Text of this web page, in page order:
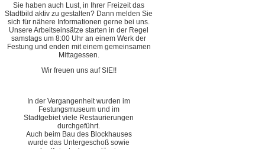
Sie haben auch Lust, in Ihrer Freizeit das
Stadtbild aktiv zu gestalten? Dann melden Sie
sich für nähere Informationen gerne bei uns.
Unsere Arbeitseinsätze starten in der Regel
samstags um 8:00 Uhr an einem Werk der
Festung und enden mit einem gemeinsamen
Mittagessen.
Wir freuen uns auf SIE!!
In der Vergangenheit wurden im
Festungsmuseum und im
Stadtgebiet viele Restaurierungen
durchgeführt.
Auch beim Bau des Blockhauses
wurde das Untergeschoß sowie